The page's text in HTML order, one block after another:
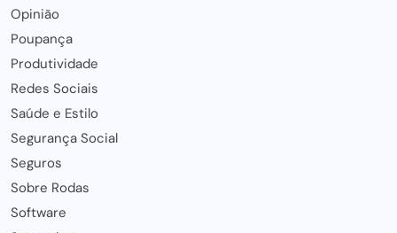
Opinião
Poupança
Produtividade
Redes Sociais
Saúde e Estilo
Segurança Social
Seguros
Sobre Rodas
Software